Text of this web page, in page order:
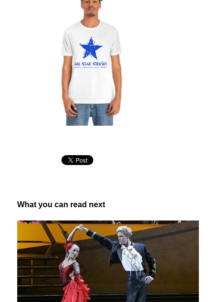
What you can read next